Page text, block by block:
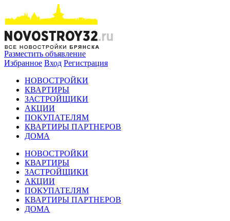
Разместить объявление
Избранное Вход Регистрация
НОВОСТРОЙКИ
КВАРТИРЫ
ЗАСТРОЙЩИКИ
АКЦИИ
ПОКУПАТЕЛЯМ
КВАРТИРЫ ПАРТНЕРОВ
ДОМА
НОВОСТРОЙКИ
КВАРТИРЫ
ЗАСТРОЙЩИКИ
АКЦИИ
ПОКУПАТЕЛЯМ
КВАРТИРЫ ПАРТНЕРОВ
ДОМА